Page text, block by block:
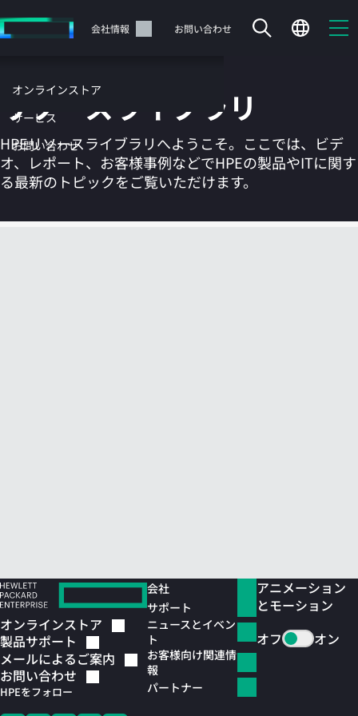
イ
テ
ツ
に
ス
ッ
会社情報 お問い合わせ
オンラインストア
サービス
お問い合わせ
カートは空です
リソースライブラリ
HPEリソースライブラリへようこそ。ここでは、ビデ
オ、レポート、お客様事例などでHPEの製品やITに関す
る最新のトピックをご覧いただけます。
オンラインストア
製品サポート
メールによるご案内
お問い合わせ
HPEをフォロー
会社
サポート
ニュースとイベン
ト
お客様向け関連情
報
パートナー
アニメーション
とモーション
オフ
オン